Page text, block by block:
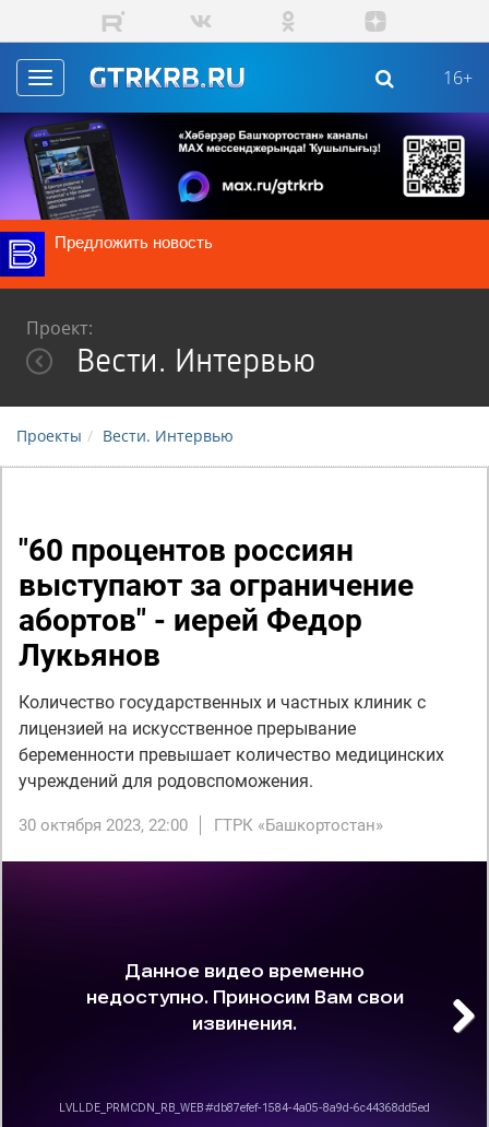
Перейти к основному содержанию
Toggle
navigation
16+
Предложить новость
Проект:
Вести. Интервью
Проекты Вести. Интервью
"60 процентов россиян
выступают за ограничение
абортов" - иерей Федор
Лукьянов
Количество государственных и частных клиник с
лицензией на искусственное прерывание
беременности превышает количество медицинских
учреждений для родовспоможения.
30 октября 2023, 22:00 ГТРК «Башкортостан»